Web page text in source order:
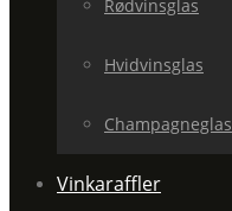
Rødvinsglas
Hvidvinsglas
Champagneglas
Vinkaraffler